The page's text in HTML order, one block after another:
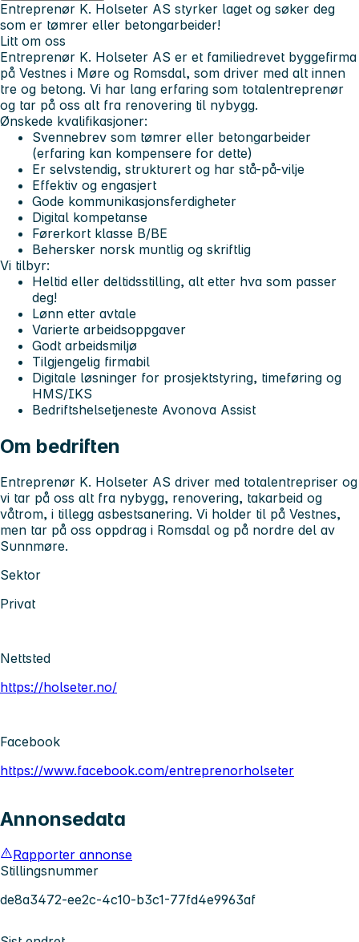
Entreprenør K. Holseter AS styrker laget og søker deg
som er tømrer eller betongarbeider!
Litt om oss
Entreprenør K. Holseter AS er et familiedrevet byggefirma
på Vestnes i Møre og Romsdal, som driver med alt innen
tre og betong. Vi har lang erfaring som totalentreprenør
og tar på oss alt fra renovering til nybygg.
Ønskede kvalifikasjoner:
Svennebrev som tømrer eller betongarbeider
(erfaring kan kompensere for dette)
Er selvstendig, strukturert og har stå-på-vilje
Effektiv og engasjert
Gode kommunikasjonsferdigheter
Digital kompetanse
Førerkort klasse B/BE
Behersker norsk muntlig og skriftlig
Vi tilbyr:
Heltid eller deltidsstilling, alt etter hva som passer
deg!
Lønn etter avtale
Varierte arbeidsoppgaver
Godt arbeidsmiljø
Tilgjengelig firmabil
Digitale løsninger for prosjektstyring, timeføring og
HMS/IKS
Bedriftshelsetjeneste Avonova Assist
Om bedriften
Entreprenør K. Holseter AS driver med totalentrepriser og
vi tar på oss alt fra nybygg, renovering, takarbeid og
våtrom, i tillegg asbestsanering. Vi holder til på Vestnes,
men tar på oss oppdrag i Romsdal og på nordre del av
Sunnmøre.
Sektor
Privat
Nettsted
https://holseter.no/
Facebook
https://www.facebook.com/entreprenorholseter
Annonsedata
Rapporter annonse
Stillingsnummer
de8a3472-ee2c-4c10-b3c1-77fd4e9963af